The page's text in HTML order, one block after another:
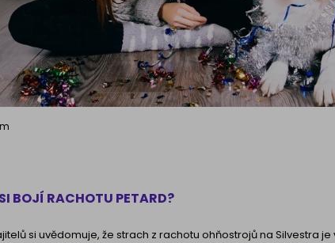
BOJÍ RACHOTU PETARD?
si uvědomuje, že strach z rachotu ohňostrojů na Silvestra je